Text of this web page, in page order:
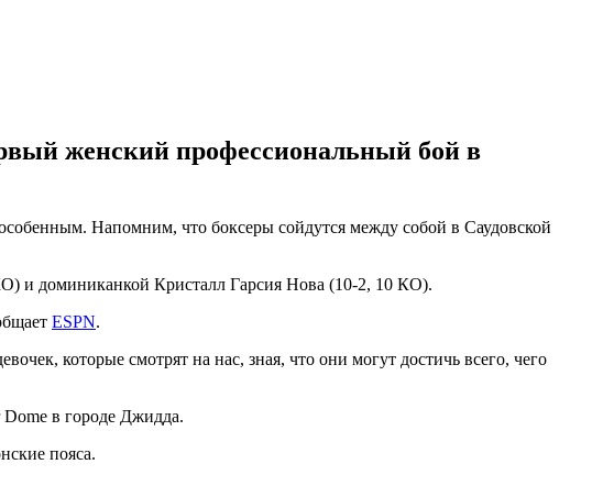
женский профессиональный бой в
Напомним, что боксеры сойдутся между собой в Саудовской
и доминиканкой Кристалл Гарсия Нова (10-2, 10 КО).
ESPN.
которые смотрят на нас, зная, что они могут достичь всего, чего
в городе Джидда.
пояса.